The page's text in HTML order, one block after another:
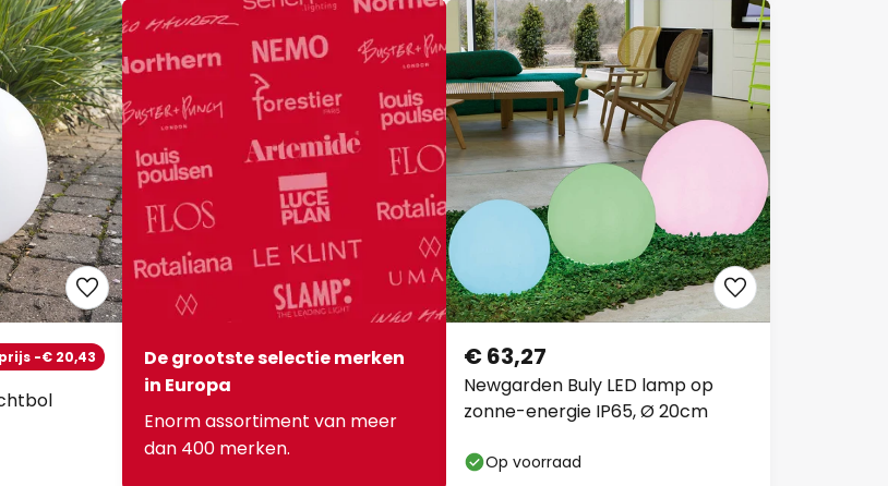
-€ 20,43
De grootste selectie merken
in Europa
Enorm assortiment van meer
dan 400 merken.
Newgarden Buly LED lamp op
zonne-energie IP65, Ø 20cm
€ 63,27
Op voorraad